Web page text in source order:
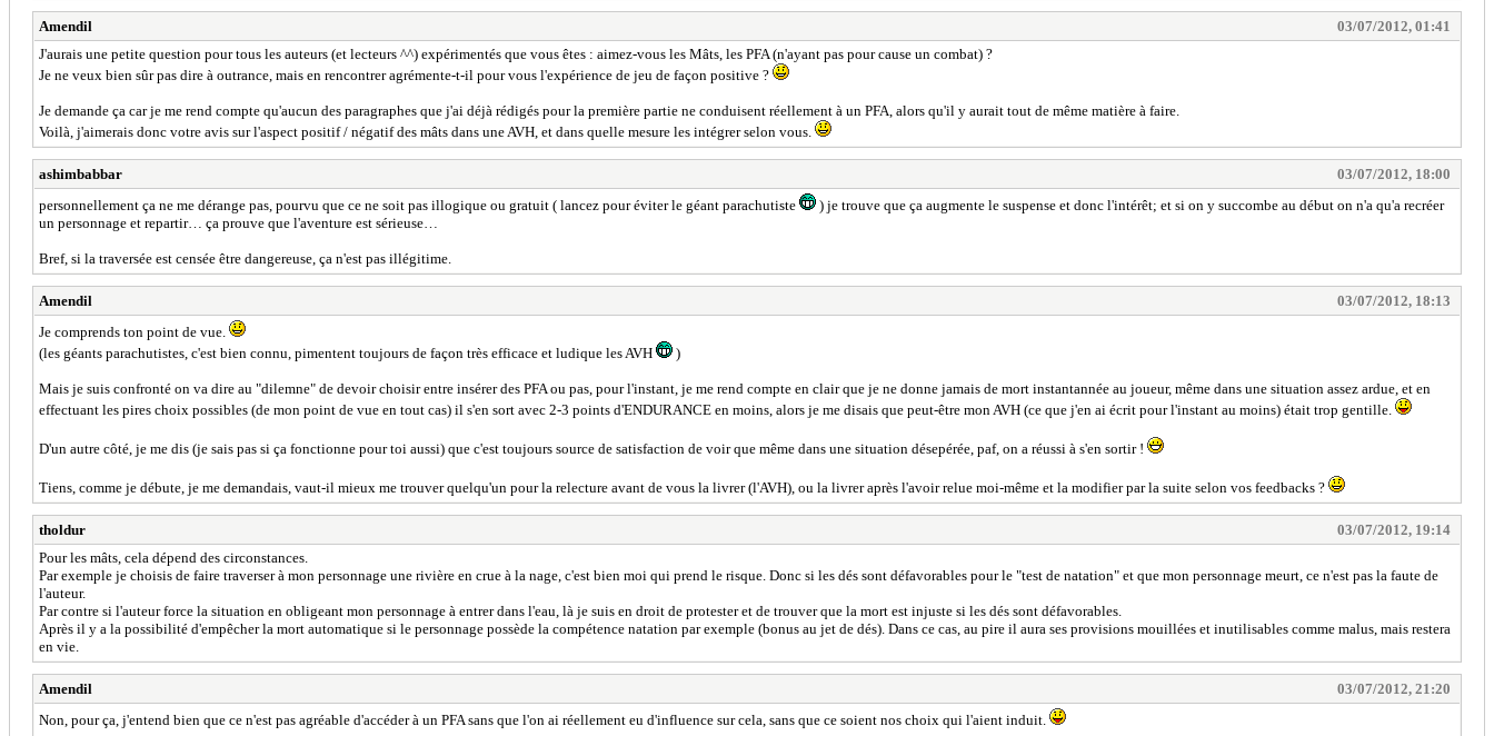
Amendil
03/07/2012, 01:41
J'aurais une petite question pour tous les auteurs (et lecteurs ^^) expérimentés que vous êtes : aimez-vous les Mâts, les PFA (n'ayant pas pour cause un combat) ?
Je ne veux bien sûr pas dire à outrance, mais en rencontrer agrémente-t-il pour vous l'expérience de jeu de façon positive ?
Je demande ça car je me rend compte qu'aucun des paragraphes que j'ai déjà rédigés pour la première partie ne conduisent réellement à un PFA, alors qu'il y aurait tout de même matière à faire.
Voilà, j'aimerais donc votre avis sur l'aspect positif / négatif des mâts dans une AVH, et dans quelle mesure les intégrer selon vous.
ashimbabbar
03/07/2012, 18:00
personnellement ça ne me dérange pas, pourvu que ce ne soit pas illogique ou gratuit ( lancez pour éviter le géant parachutiste
) je trouve que ça augmente le suspense et donc l'intérêt; et si on y succombe au début on n'a qu'a recréer
un personnage et repartir… ça prouve que l'aventure est sérieuse…
Bref, si la traversée est censée être dangereuse, ça n'est pas illégitime.
Amendil
03/07/2012, 18:13
Je comprends ton point de vue.
(les géants parachutistes, c'est bien connu, pimentent toujours de façon très efficace et ludique les AVH
)
Mais je suis confronté on va dire au "dilemne" de devoir choisir entre insérer des PFA ou pas, pour l'instant, je me rend compte en clair que je ne donne jamais de mort instantannée au joueur, même dans une situation assez ardue, et en
effectuant les pires choix possibles (de mon point de vue en tout cas) il s'en sort avec 2-3 points d'ENDURANCE en moins, alors je me disais que peut-être mon AVH (ce que j'en ai écrit pour l'instant au moins) était trop gentille.
D'un autre côté, je me dis (je sais pas si ça fonctionne pour toi aussi) que c'est toujours source de satisfaction de voir que même dans une situation désepérée, paf, on a réussi à s'en sortir !
Tiens, comme je débute, je me demandais, vaut-il mieux me trouver quelqu'un pour la relecture avant de vous la livrer (l'AVH), ou la livrer après l'avoir relue moi-même et la modifier par la suite selon vos feedbacks ?
tholdur
03/07/2012, 19:14
Pour les mâts, cela dépend des circonstances.
Par exemple je choisis de faire traverser à mon personnage une rivière en crue à la nage, c'est bien moi qui prend le risque. Donc si les dés sont défavorables pour le "test de natation" et que mon personnage meurt, ce n'est pas la faute de
l'auteur.
Par contre si l'auteur force la situation en obligeant mon personnage à entrer dans l'eau, là je suis en droit de protester et de trouver que la mort est injuste si les dés sont défavorables.
Après il y a la possibilité d'empêcher la mort automatique si le personnage possède la compétence natation par exemple (bonus au jet de dés). Dans ce cas, au pire il aura ses provisions mouillées et inutilisables comme malus, mais restera
en vie.
Amendil
03/07/2012, 21:20
Non, pour ça, j'entend bien que ce n'est pas agréable d'accéder à un PFA sans que l'on ai réellement eu d'influence sur cela, sans que ce soient nos choix qui l'aient induit.